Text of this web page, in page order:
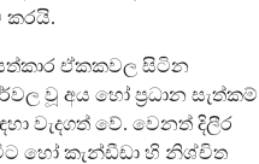
කරයි.
ඒකකවල සිටින
වූ අය හෝ ප්‍රධාන සැත්කම්
වැදගත් වේ. වෙනත් දිලීර
හෝ කැන්ඩීඩා හි නිශ්චිත